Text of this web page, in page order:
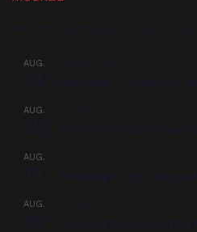
AUG.
AUG.
AUG.
AUG.